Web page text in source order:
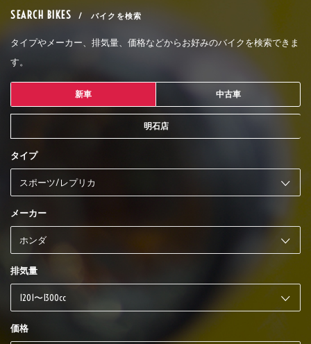
SEARCH BIKES / バイクを検索
タイプやメーカー、排気量、価格などからお好みのバイクを検索できま
す。
新車 中古車
明石店
タイプ
メーカー
排気量
価格